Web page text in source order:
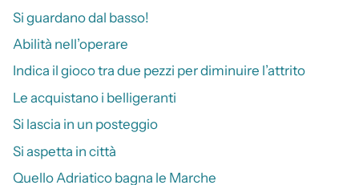
Si guardano dal basso!
Abilità nell’operare
Indica il gioco tra due pezzi per diminuire l’attrito
Le acquistano i belligeranti
Si lascia in un posteggio
Si aspetta in città
Quello Adriatico bagna le Marche